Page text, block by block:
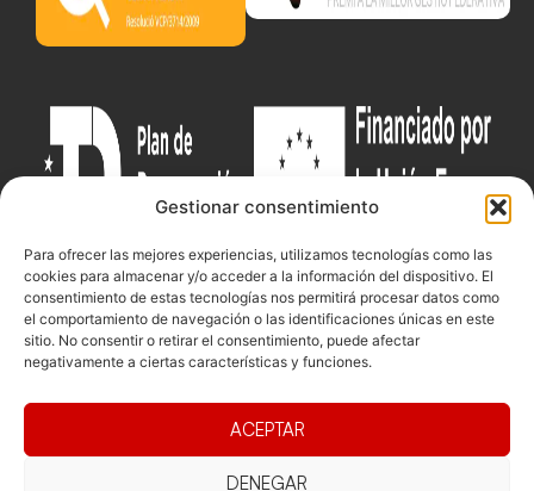
Gestionar consentimiento
Para ofrecer las mejores experiencias, utilizamos tecnologías como las
cookies para almacenar y/o acceder a la información del dispositivo. El
consentimiento de estas tecnologías nos permitirá procesar datos como
el comportamiento de navegación o las identificaciones únicas en este
sitio. No consentir o retirar el consentimiento, puede afectar
negativamente a ciertas características y funciones.
ACEPTAR
DENEGAR
Junta
Competicions
Pista
Playa
Documentacio
Transparència
Eleccions
Contacte
Jonqueres,
08003